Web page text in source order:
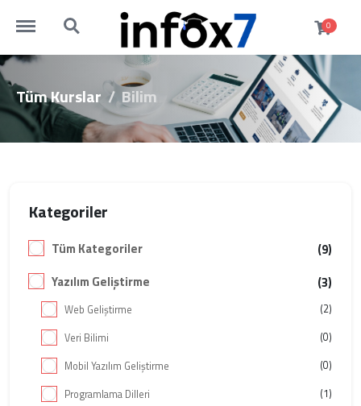
http://infox7.com/menu
http://infox7.com/search 0
Tüm Kurslar Bilim
Kategoriler
Tüm Kategoriler
(9)
Yazılım Geliştirme
(3)
Web Geliştirme
(2)
Veri Bilimi
(0)
Mobil Yazılım Geliştirme
(0)
Programlama Dilleri
(1)